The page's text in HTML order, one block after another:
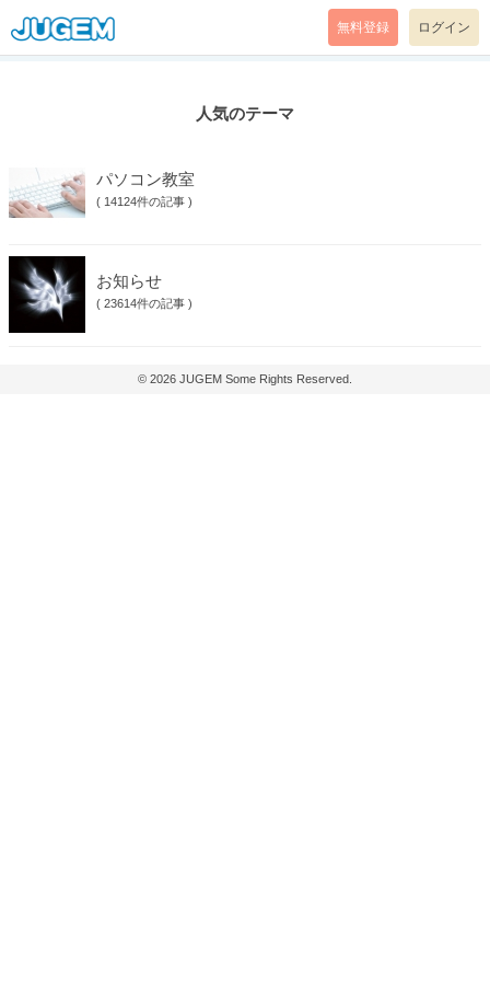
無料登録 ログイン
人気のテーマ
パソコン教室
( 14124件の記事 )
お知らせ
( 23614件の記事 )
© 2026 JUGEM Some Rights Reserved.